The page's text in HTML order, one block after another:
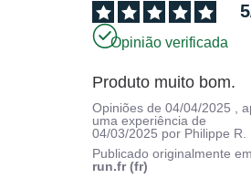
5
Opinião verificada
Produto muito bom.
Opiniões de04/04/2025
,
uma experiência de
04/03/2025 por Philippe R.
Publicado originalmente
run.fr (fr)